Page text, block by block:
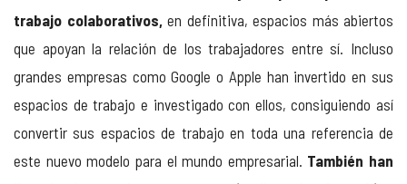
trabajo colaborativos,en definitiva, espacios más abiertos
que apoyan la relación de los trabajadores entre sí. Incluso
grandes empresas como Google o Apple han invertido en sus
espacios de trabajo e investigado con ellos, consiguiendo así
convertir sus espacios de trabajo en toda una referencia de
este nuevo modelo para el mundo empresarial. También han